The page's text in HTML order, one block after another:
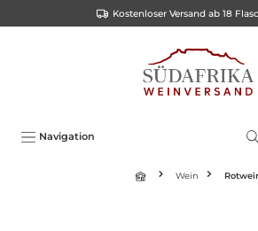
Kostenloser Versand ab 18
Navigation
Wein